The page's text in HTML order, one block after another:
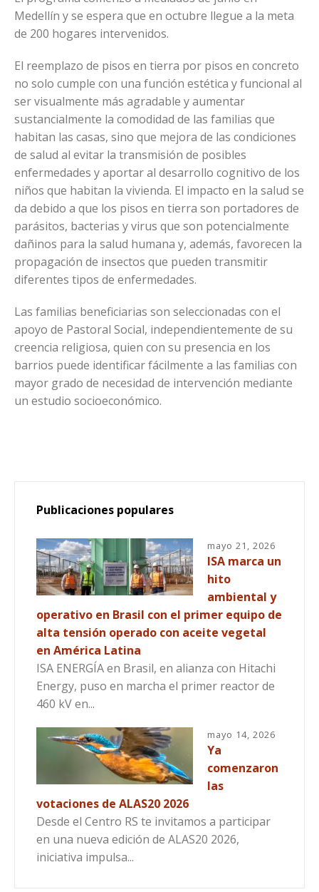
Medellín y se espera que en octubre llegue a la meta
de 200 hogares intervenidos.
El reemplazo de pisos en tierra por pisos en concreto
no solo cumple con una función estética y funcional al
ser visualmente más agradable y aumentar
sustancialmente la comodidad de las familias que
habitan las casas, sino que mejora de las condiciones
de salud al evitar la transmisión de posibles
enfermedades y aportar al desarrollo cognitivo de los
niños que habitan la vivienda. El impacto en la salud se
da debido a que los pisos en tierra son portadores de
parásitos, bacterias y virus que son potencialmente
dañinos para la salud humana y, además, favorecen la
propagación de insectos que pueden transmitir
diferentes tipos de enfermedades.
Las familias beneficiarias son seleccionadas con el
apoyo de Pastoral Social, independientemente de su
creencia religiosa, quien con su presencia en los
barrios puede identificar fácilmente a las familias con
mayor grado de necesidad de intervención mediante
un estudio socioeconómico.
Publicaciones populares
mayo 21, 2026
ISA marca un
hito
ambiental y
operativo en Brasil con el primer equipo de
alta tensión operado con aceite vegetal
en América Latina
ISA ENERGÍA en Brasil, en alianza con Hitachi
Energy, puso en marcha el primer reactor de
460 kV en...
mayo 14, 2026
Ya
comenzaron
las
votaciones de ALAS20 2026
Desde el Centro RS te invitamos a participar
en una nueva edición de ALAS20 2026,
iniciativa impulsa...